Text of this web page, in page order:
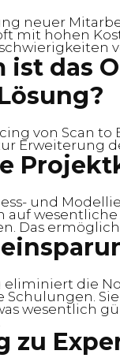
neuer
mit hohen
ist das
von Scan
Erweiterung
und
auf
Das
eliminiert die
Schulungen.
wesentlich
zu